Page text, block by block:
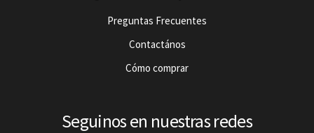
Preguntas Frecuentes
Contactános
Cómo comprar
Seguinos en nuestras redes